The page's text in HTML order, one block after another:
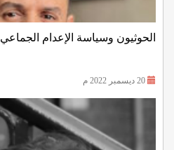
الحوثيون وسياسة الإعدام الجماعي